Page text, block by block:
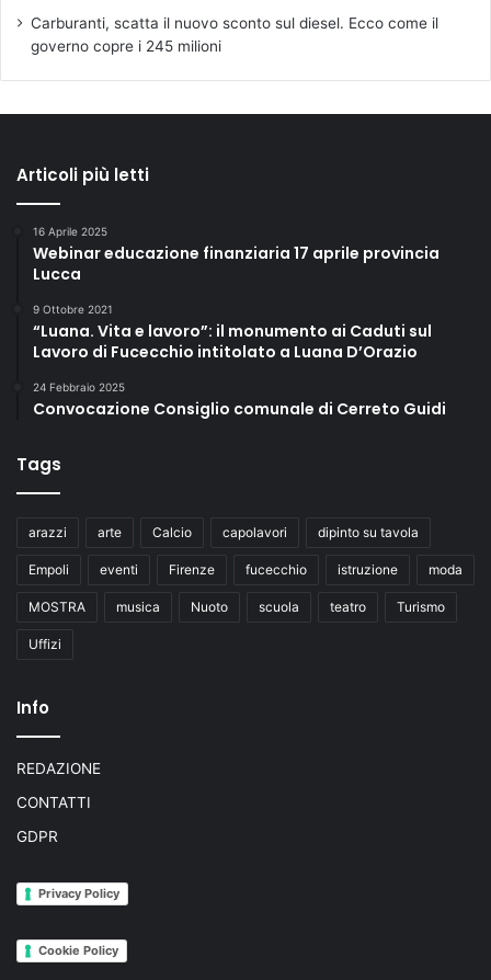
Carburanti, scatta il nuovo sconto sul diesel. Ecco come il
governo copre i 245 milioni
Articoli più letti
16 Aprile 2025
Webinar educazione finanziaria 17 aprile provincia
Lucca
9 Ottobre 2021
“Luana. Vita e lavoro”: il monumento ai Caduti sul
Lavoro di Fucecchio intitolato a Luana D’Orazio
24 Febbraio 2025
Convocazione Consiglio comunale di Cerreto Guidi
Tags
arazzi arte Calcio capolavori dipinto su tavola
Empoli eventi Firenze fucecchio istruzione moda
MOSTRA musica Nuoto scuola teatro Turismo
Uffizi
Info
REDAZIONE
CONTATTI
GDPR
Privacy Policy
Cookie Policy